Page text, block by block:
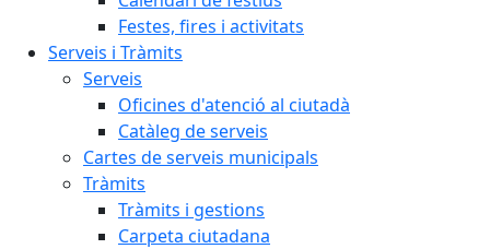
Festes, fires i activitats
Serveis i Tràmits
Serveis
Oficines d'atenció al ciutadà
Catàleg de serveis
Cartes de serveis municipals
Tràmits
Tràmits i gestions
Carpeta ciutadana